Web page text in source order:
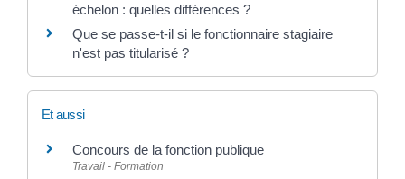
échelon : quelles différences ?
Que se passe-t-il si le fonctionnaire stagiaire
n'est pas titularisé ?
Et aussi
Concours de la fonction publique
Travail - Formation